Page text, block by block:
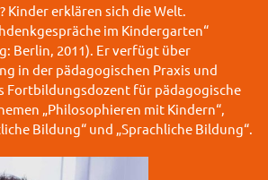
Kinder erklären sich die Welt.
im Kindergarten“
Berlin, 2011). Er verfügt über
in der pädagogischen Praxis und
Fortbildungsdozent für pädagogische
„Philosophieren mit Kindern“,
Bildung“ und „Sprachliche Bildung“.